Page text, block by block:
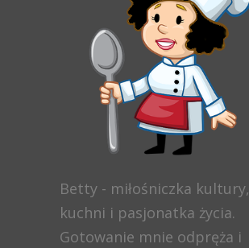
Betty - miłośniczka kultury,
kuchni i pasjonatka życia.
Gotowanie mnie odpręża i